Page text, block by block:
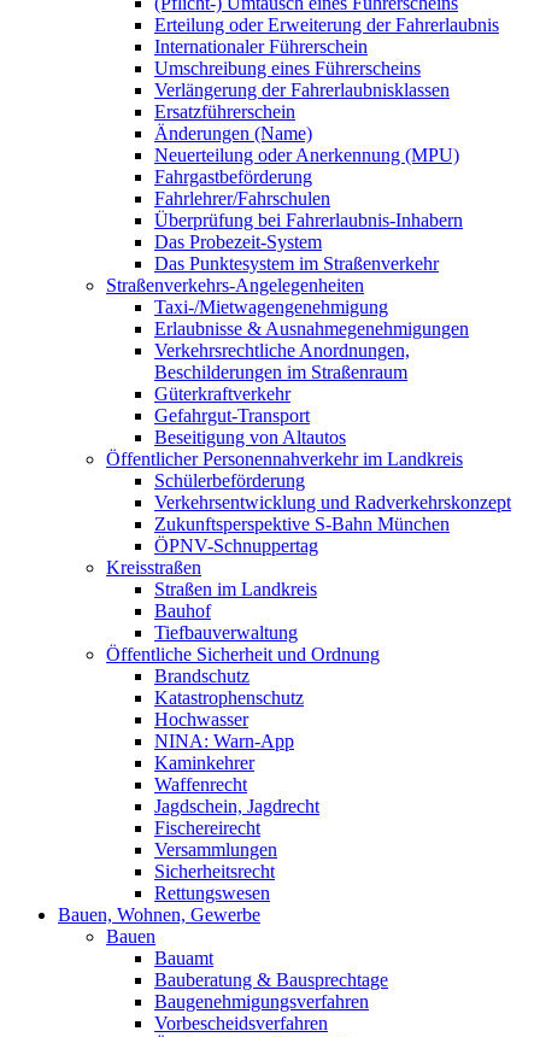
Erteilung oder Erweiterung der Fahrerlaubnis
Internationaler Führerschein
Umschreibung eines Führerscheins
Verlängerung der Fahrerlaubnisklassen
Ersatzführerschein
Änderungen (Name)
Neuerteilung oder Anerkennung (MPU)
Fahrgastbeförderung
Fahrlehrer/Fahrschulen
Überprüfung bei Fahrerlaubnis-Inhabern
Das Probezeit-System
Das Punktesystem im Straßenverkehr
Straßenverkehrs-Angelegenheiten
Taxi-/Mietwagengenehmigung
Erlaubnisse & Ausnahmegenehmigungen
Verkehrsrechtliche Anordnungen,
Beschilderungen im Straßenraum
Güterkraftverkehr
Gefahrgut-Transport
Beseitigung von Altautos
Öffentlicher Personennahverkehr im Landkreis
Schülerbeförderung
Verkehrsentwicklung und Radverkehrskonzept
Zukunftsperspektive S-Bahn München
ÖPNV-Schnuppertag
Kreisstraßen
Straßen im Landkreis
Bauhof
Tiefbauverwaltung
Öffentliche Sicherheit und Ordnung
Brandschutz
Katastrophenschutz
Hochwasser
NINA: Warn-App
Kaminkehrer
Waffenrecht
Jagdschein, Jagdrecht
Fischereirecht
Versammlungen
Sicherheitsrecht
Rettungswesen
Bauen, Wohnen, Gewerbe
Bauen
Bauamt
Bauberatung & Bausprechtage
Baugenehmigungsverfahren
Vorbescheidsverfahren